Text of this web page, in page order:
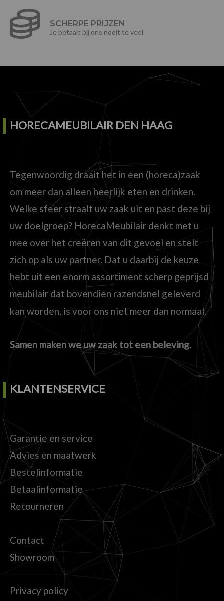
SCHERPE PRIJZEN
Je betaalt bij ons nooit te veel
HORECAMEUBILAIR DEN HAAG
Tegenwoordig draait het in een (horeca)zaak
om meer dan alleen heerlijk eten en drinken.
Welke sfeer straalt uw zaak uit en past deze bij
uw doelgroep? HorecaMeubilair denkt met u
mee over het creëren van dit gevoel en stelt
zich op als uw partner. Dat u daarbij de keuze
hebt uit een enorm assortiment scherp geprijsd
meubilair dat bovendien razendsnel geleverd
kan worden, is voor ons niet meer dan normaal.
Samen maken we uw zaak tot een beleving.
KLANTENSERVICE
Garantie en service
Advies en maatwerk
Bestelinformatie
Betaalinformatie
Retourneren
Contact
Showroom
Privacy policy